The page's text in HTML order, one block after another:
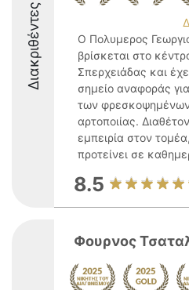
Διακριθέντες
Ο Πολυμερος
βρίσκεται στο
Σπερχειάδας και
σημείο αναφοράς
των
αρτοποιίας.
εμπειρία στον
προτείνει σε
8.5
Φουρνος